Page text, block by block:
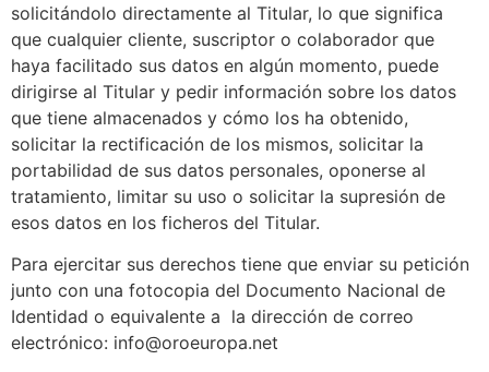
solicitándolo directamente al Titular, lo que significa
que cualquier cliente, suscriptor o colaborador que
haya facilitado sus datos en algún momento, puede
dirigirse al Titular y pedir información sobre los datos
que tiene almacenados y cómo los ha obtenido,
solicitar la rectificación de los mismos, solicitar la
portabilidad de sus datos personales, oponerse al
tratamiento, limitar su uso o solicitar la supresión de
esos datos en los ficheros del Titular.
Para ejercitar sus derechos tiene que enviar su petición
junto con una fotocopia del Documento Nacional de
Identidad o equivalente a la dirección de correo
electrónico: info@oroeuropa.net